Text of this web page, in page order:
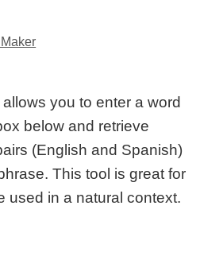
allows you to enter a word
below and retrieve
(English and Spanish)
This tool is great for
used in a natural context.